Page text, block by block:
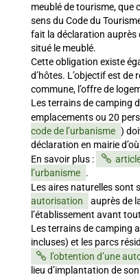
meublé de tourisme, que
sens du Code du
fait la déclaration auprès
situé le meublé.
Cette obligation existe
d’hôtes. L’objectif est de
commune, l’offre de
Les terrains de camping
emplacements ou 20
code de l’urbanisme )
déclaration en mairie
En savoir plus :
l’urbanisme .
Les aires naturelles sont
autorisation
auprès de
l’établissement avant
Les terrains de camping
incluses) et les parcs
l’obtention d’une
lieu d’implantation de